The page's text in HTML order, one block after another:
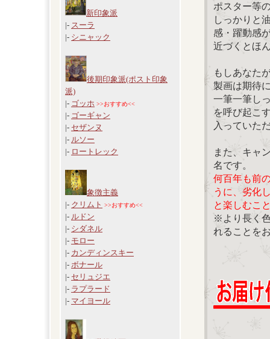
新印象派
|- スーラ
|- シニャック
後期印象派(ポスト印象
派)
|- ゴッホ >>おすすめ<<
|- ゴーギャン
|- セザンヌ
|- ルソー
|- ロートレック
象徴主義
|- クリムト >>おすすめ<<
|- ルドン
|- シダネル
|- モロー
|- カンディンスキー
|- ボナール
|- セリュジエ
|- ラプラード
|- マイヨール
ポスター等
しっかりと
感・躍動感
近づくとほ
もしあなた
製画は期待
一筆一筆し
を呼び起こ
入っていた
また、キャ
名です。
何百年も前
うに、劣化
と楽しむこ
※より長く
れることを